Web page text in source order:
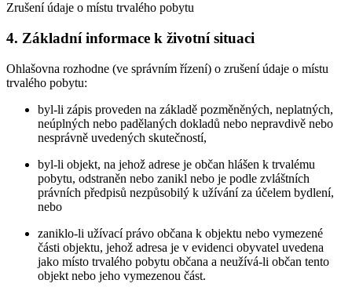
Zrušení údaje o místu trvalého pobytu
4. Základní informace k životní situaci
Ohlašovna rozhodne (ve správním řízení) o zrušení údaje o místu
trvalého pobytu:
byl-li zápis proveden na základě pozměněných, neplatných,
neúplných nebo padělaných dokladů nebo nepravdivě nebo
nesprávně uvedených skutečností,
byl-li objekt, na jehož adrese je občan hlášen k trvalému
pobytu, odstraněn nebo zanikl nebo je podle zvláštních
právních předpisů nezpůsobilý k užívání za účelem bydlení,
nebo
zaniklo-li užívací právo občana k objektu nebo vymezené
části objektu, jehož adresa je v evidenci obyvatel uvedena
jako místo trvalého pobytu občana a neužívá-li občan tento
objekt nebo jeho vymezenou část.